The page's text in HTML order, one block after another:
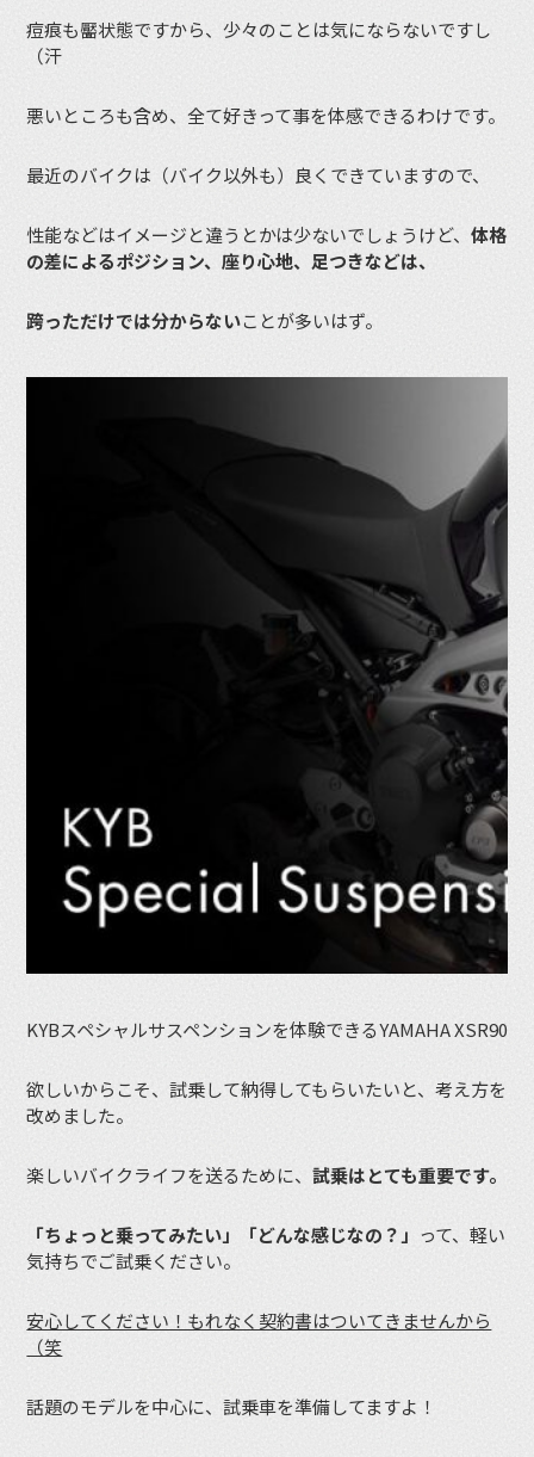
痘痕も靨状態ですから、少々のことは気にならないですし
（汗
悪いところも含め、全て好きって事を体感できるわけです。
最近のバイクは（バイク以外も）良くできていますので、
性能などはイメージと違うとかは少ないでしょうけど、体格
の差によるポジション、座り心地、足つきなどは、
跨っただけでは分からないことが多いはず。
KYBスペシャルサスペンションを体験できるYAMAHA XSR900
欲しいからこそ、試乗して納得してもらいたいと、考え方を
改めました。
楽しいバイクライフを送るために、試乗はとても重要です。
「ちょっと乗ってみたい」「どんな感じなの？」 って、軽い
気持ちでご試乗ください。
安心してください！もれなく契約書はついてきませんから
（笑
話題のモデルを中心に、試乗車を準備してますよ！